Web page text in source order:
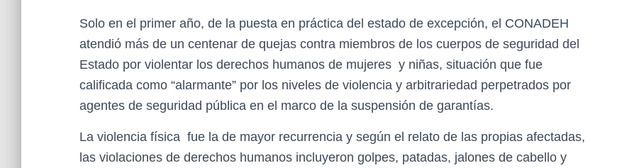
Solo en el primer año, de la puesta en práctica del estado de excepción, el CONADEH
atendió más de un centenar de quejas contra miembros de los cuerpos de seguridad del
Estado por violentar los derechos humanos de mujeres y niñas, situación que fue
calificada como “alarmante” por los niveles de violencia y arbitrariedad perpetrados por
agentes de seguridad pública en el marco de la suspensión de garantías.
La violencia física fue la de mayor recurrencia y según el relato de las propias afectadas,
las violaciones de derechos humanos incluyeron golpes, patadas, jalones de cabello y